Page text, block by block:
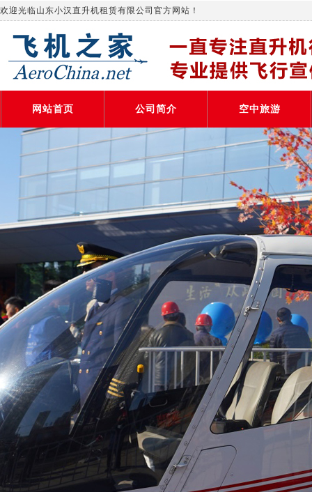
欢迎光临山东小汉直升机租赁有限公司官方网站！
网站首页 公司简介 空中旅游